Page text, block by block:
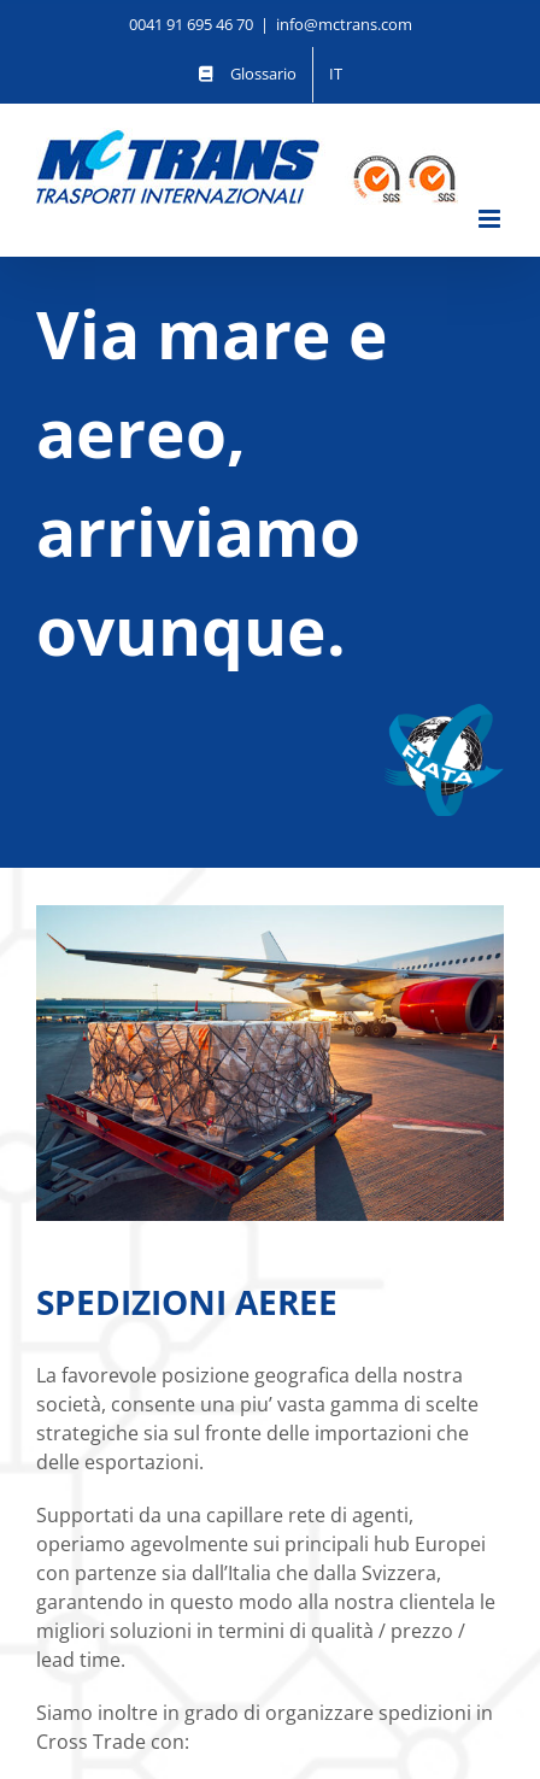
0041 91 695 46 70 | info@mctrans.com
Glossario IT
Via mare e
aereo,
arriviamo
ovunque.
SPEDIZIONI AEREE
La favorevole posizione geografica della nostra
società, consente una piu’ vasta gamma di scelte
strategiche sia sul fronte delle importazioni che
delle esportazioni.
Supportati da una capillare rete di agenti,
operiamo agevolmente sui principali hub Europei
con partenze sia dall’Italia che dalla Svizzera,
garantendo in questo modo alla nostra clientela le
migliori soluzioni in termini di qualità / prezzo /
lead time.
Siamo inoltre in grado di organizzare spedizioni in
Cross Trade con: